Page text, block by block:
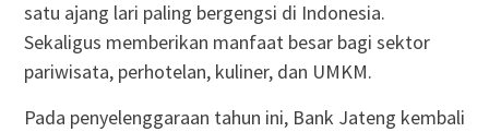
satu ajang lari paling bergengsi di Indonesia.
Sekaligus memberikan manfaat besar bagi sektor
pariwisata, perhotelan, kuliner, dan UMKM.
Pada penyelenggaraan tahun ini, Bank Jateng kembali